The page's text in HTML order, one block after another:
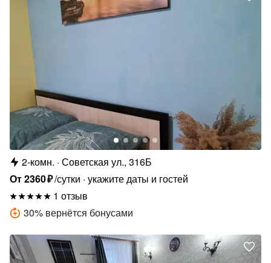
2-комн. Советская ул., 316Б
От2360₽/сутки укажите даты и гостей
1 отзыв
30% вернётся бонусами